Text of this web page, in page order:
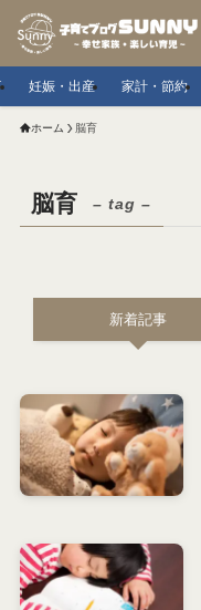
妊娠・出産 家計・節約
ホーム 脳育
脳育 – tag –
新着記事